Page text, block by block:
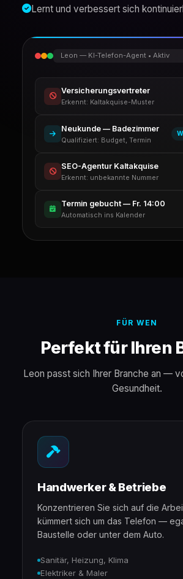
Leon — KI-Telefon-Agent • Aktiv
Versicherungsvertreter
Erkennt: Kaltakquise-Muster
Neukunde — Badezimmer
Qualifiziert: Budget, Termin
SEO-Agentur Kaltakquise
Erkennt: unbekannte Nummer
Termin gebucht — Fr. 14:00
Automatisch ins Kalender
Lernt und verbessert sich
FÜR WEN
Perfekt für Ihren
Leon passt sich Ihrer Branche an —
Gesundheit.
Handwerker & Betriebe
Konzentrieren Sie sich auf die
kümmert sich um das Telefon —
Baustelle oder unter dem Auto.
Sanitär, Heizung, Klima
Elektriker & Maler